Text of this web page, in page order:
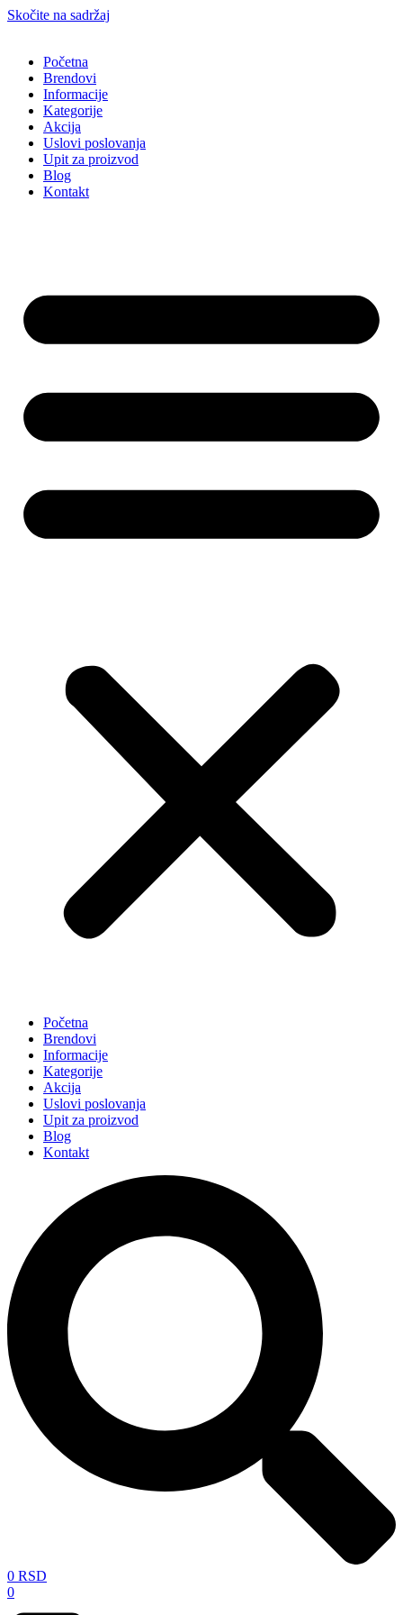
Skočite na sadržaj
Početna
Brendovi
Informacije
Kategorije
Akcija
Uslovi poslovanja
Upit za proizvod
Blog
Kontakt
Početna
Brendovi
Informacije
Kategorije
Akcija
Uslovi poslovanja
Upit za proizvod
Blog
Kontakt
0 RSD
0